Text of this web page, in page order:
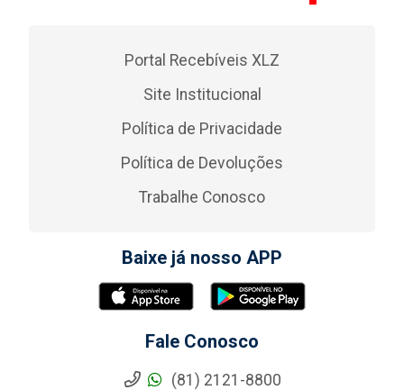
Portal Recebíveis XLZ
Site Institucional
Política de Privacidade
Política de Devoluções
Trabalhe Conosco
Baixe já nosso APP
Fale Conosco
(81) 2121-8800